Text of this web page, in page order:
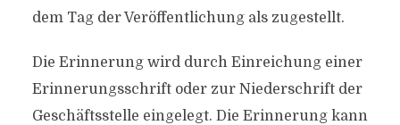
dem Tag der Veröffentlichung als zugestellt.
Die Erinnerung wird durch Einreichung einer
Erinnerungsschrift oder zur Niederschrift der
Geschäftsstelle eingelegt. Die Erinnerung kann